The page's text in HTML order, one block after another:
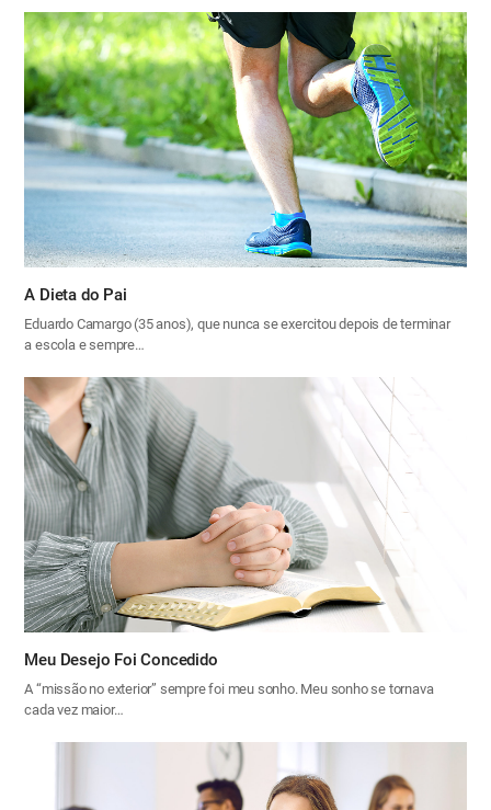
A Dieta do Pai
Eduardo Camargo (35 anos), que nunca se exercitou depois de terminar
a escola e sempre…
Meu Desejo Foi Concedido
A “missão no exterior” sempre foi meu sonho. Meu sonho se tornava
cada vez maior…